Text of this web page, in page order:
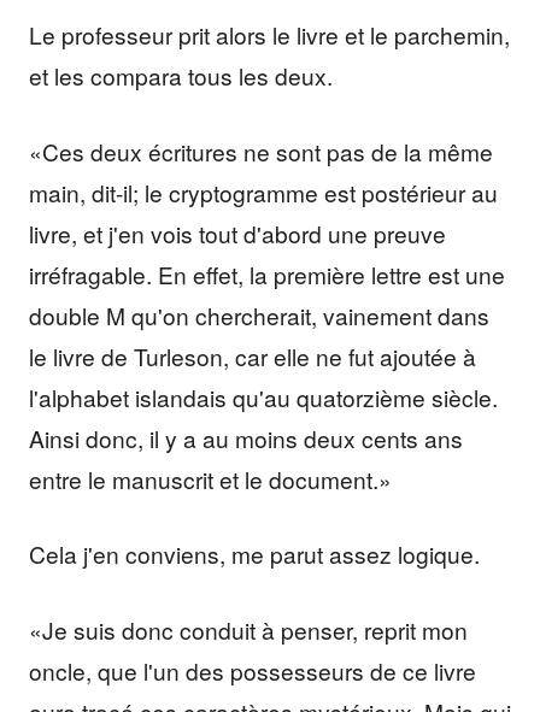
Le professeur prit alors le livre et le parchemin,
et les compara tous les deux.
«Ces deux écritures ne sont pas de la même
main, dit-il; le cryptogramme est postérieur au
livre, et j'en vois tout d'abord une preuve
irréfragable. En effet, la première lettre est une
double M qu'on chercherait, vainement dans
le livre de Turleson, car elle ne fut ajoutée à
l'alphabet islandais qu'au quatorzième siècle.
Ainsi donc, il y a au moins deux cents ans
entre le manuscrit et le document.»
Cela j'en conviens, me parut assez logique.
«Je suis donc conduit à penser, reprit mon
oncle, que l'un des possesseurs de ce livre